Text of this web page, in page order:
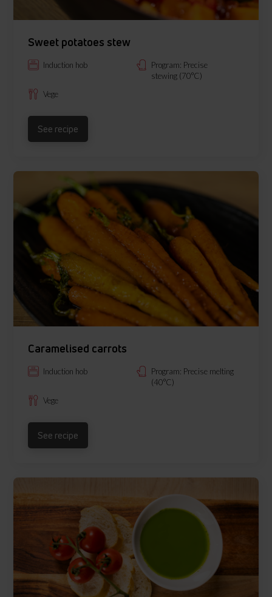
Sweet potatoes stew
Induction hob
Program: Precise
stewing (70°C)
Vege
See recipe
Caramelised carrots
Induction hob
Program: Precise melting
(40°C)
Vege
See recipe